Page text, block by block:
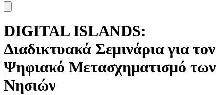
DIGITAL ISLANDS:
Διαδικτυακά Σεμινάρια για τον
Ψηφιακό Μετασχηματισμό των
Νησιών